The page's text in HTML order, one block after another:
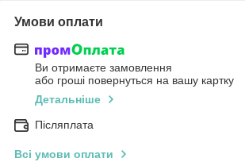
Умови оплати
Ви отримаєте замовлення
або гроші повернуться на вашу картку
Детальніше
Післяплата
Всі умови оплати